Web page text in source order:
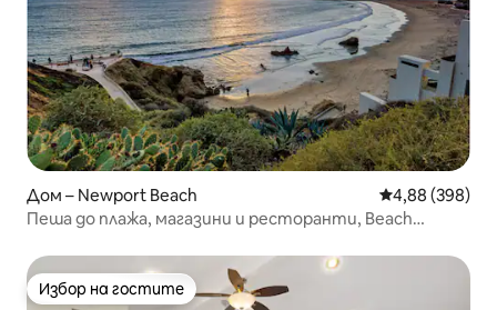
Дом – Newport Beach Средна
4,88 (398)
Пеша до плажа, магазини и ресторанти, Beach
Избор на гостите
Избор на гостите